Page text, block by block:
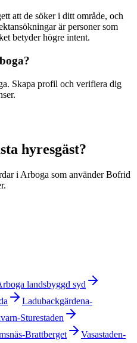
att de söker i ditt område, och
är personer som
betyder högre intent.
Skapa profil och verifiera dig
hyresgäst?
i Arboga som använder Bofrid
landsbyggd syd
Ladubackgärdena-
Sturestaden
Brattberget Vasastaden-